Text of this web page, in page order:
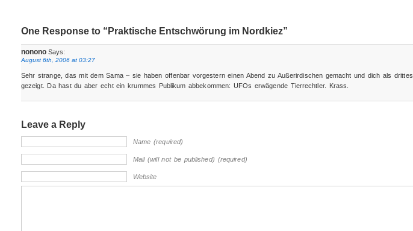
One Response to “Praktische Entschwörung im Nordkiez”
nononoSays:
August 6th, 2006 at 03:27
Sehr strange, das mit dem Sama – sie haben offenbar vorgestern einen Abend zu Außerirdischen gemacht und dich als drittes
gezeigt. Da hast du aber echt ein krummes Publikum abbekommen: UFOs erwägende Tierrechtler. Krass.
Leave a Reply
Name (required)
Mail (will not be published) (required)
Website